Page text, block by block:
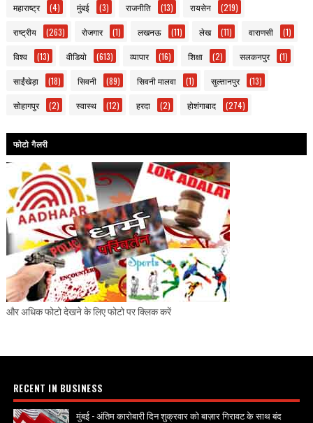
महाराष्ट्र (4) मुंबई (3) राजनीति (13) रायसेन (219)
राष्ट्रीय (263) रोजगार (1) लखनऊ (11) लेख (11) वाराणसी (1)
विश्व (13) वीडियो (613) व्यापार (16) शिक्षा (2) सलकनपुर (1)
साईंखेड़ा (18) सिवनी (89) सिवनी मालवा (1) सुल्तानपुर (13)
सोहागपुर (2) स्वास्थ (12) हरदा (2) होशंगाबाद (274)
फोटो गैलरी
और अधिक फोटो देखने के लिए फोटो पर क्लिक करें
RECENT IN BUSINESS
मुंबई - अंतिम कारोबारी दिन शुक्रवार को बाज़ार गिरावट के साथ बंद